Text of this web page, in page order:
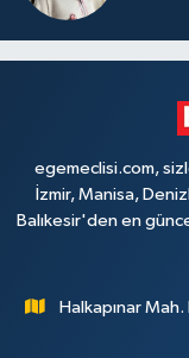
egemeclisi.com,
İzmir, Manisa,
Balıkesir'den en
Halkapınar